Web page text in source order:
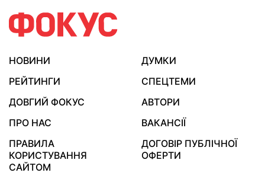
НОВИНИ
ДУМКИ
РЕЙТИНГИ
СПЕЦТЕМИ
ДОВГИЙ ФОКУС
АВТОРИ
ПРО НАС
ВАКАНСІЇ
ПРАВИЛА
КОРИСТУВАННЯ
САЙТОМ
ДОГОВІР ПУБЛІЧНОЇ
ОФЕРТИ